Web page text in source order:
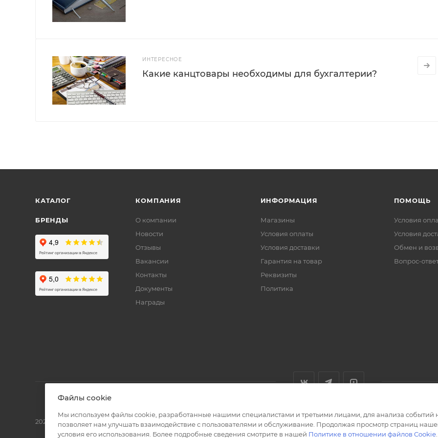
ИНТЕРЕСНОЕ
Какие канцтовары необходимы для бухгалтерии?
КАТАЛОГ
БРЕНДЫ
КОМПАНИЯ
О компании
Новости
Отзывы
Вакансии
Контакты
Документы
Награды
ИНФОРМАЦИЯ
Магазины
Условия оплаты
Условия доставки
Гарантия на товар
Реквизиты
Политика
ПОМОЩЬ
Условия
Условия
Обмен и
Вопрос-
2026 © Полиграф кит - интернет-магазин
Файлы cookie
Мы используем файлы cookie, разработанные нашими специалистами и третьими лицами, для анализа событий
позволяет нам улучшать взаимодействие с пользователями и обслуживание. Продолжая просмотр страниц
условия его использования. Более подробные сведения смотрите в нашей Политике в отношении файлов Cookie